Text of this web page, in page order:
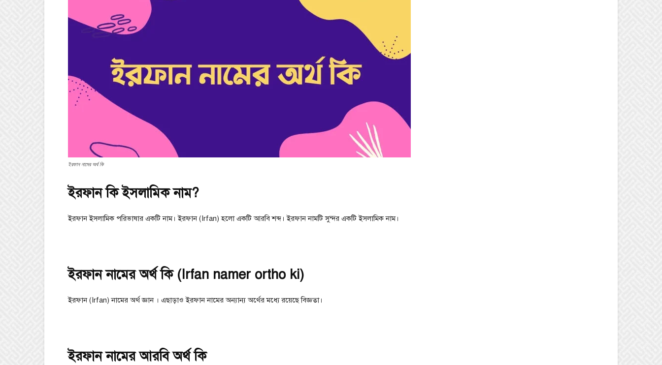
ইরফান নামের অর্থ কি
ইরফান কি ইসলামিক নাম?
ইরফান ইসলামিক পরিভাষার একটি নাম। ইরফান (Irfan) হলো একটি আরবি শব্দ। ইরফান নামটি সুন্দর একটি ইসলামিক নাম।
ইরফান নামের অর্থ কি (Irfan namer ortho ki)
ইরফান (Irfan) নামের অর্থ জ্ঞান । এছাড়াও ইরফান নামের অন্যান্য অর্থের মধ্যে রয়েছে বিজ্ঞতা।
ইরফান নামের আরবি অর্থ কি